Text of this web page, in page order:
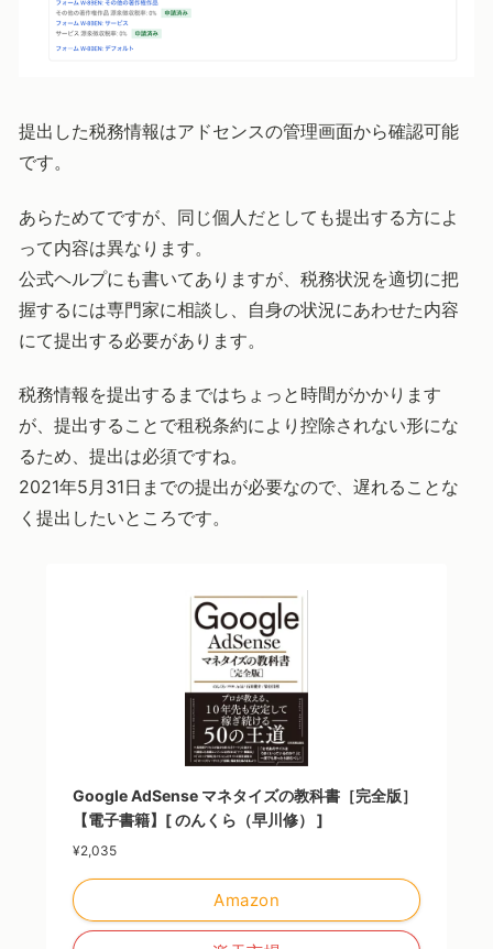
提出した税務情報はアドセンスの管理画面から確認可能
です。
あらためてですが、同じ個人だとしても提出する方によ
って内容は異なります。
公式ヘルプにも書いてありますが、税務状況を適切に把
握するには専門家に相談し、自身の状況にあわせた内容
にて提出する必要があります。
税務情報を提出するまではちょっと時間がかかります
が、提出することで租税条約により控除されない形にな
るため、提出は必須ですね。
2021年5月31日までの提出が必要なので、遅れることな
く提出したいところです。
Google AdSense マネタイズの教科書［完全版］
【電子書籍】[ のんくら（早川修） ]
¥2,035
Amazon